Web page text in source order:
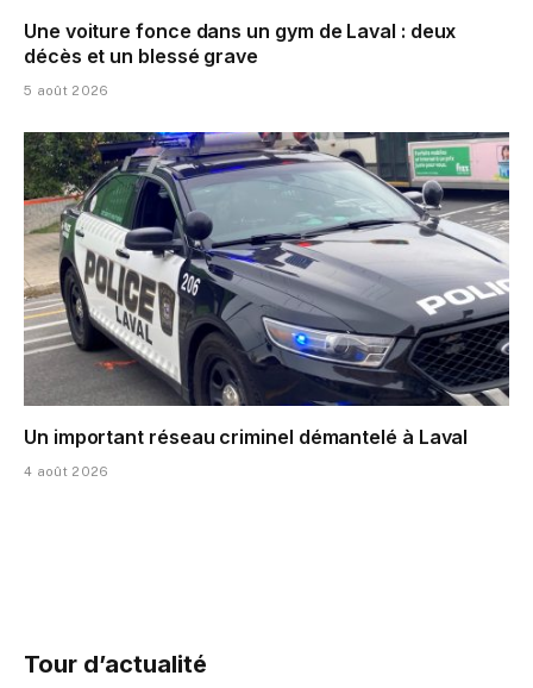
Une voiture fonce dans un gym de Laval : deux
décès et un blessé grave
5 août 2026
Un important réseau criminel démantelé à Laval
4 août 2026
Tour d’actualité